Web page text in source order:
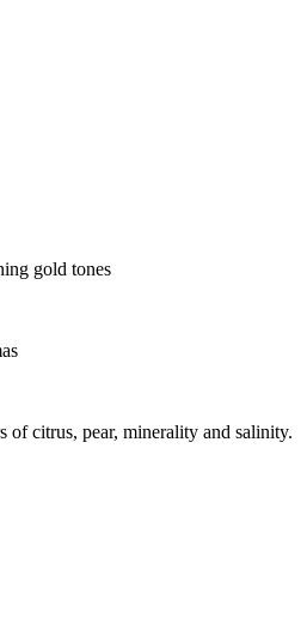
gold tones
of citrus, pear, minerality and salinity.